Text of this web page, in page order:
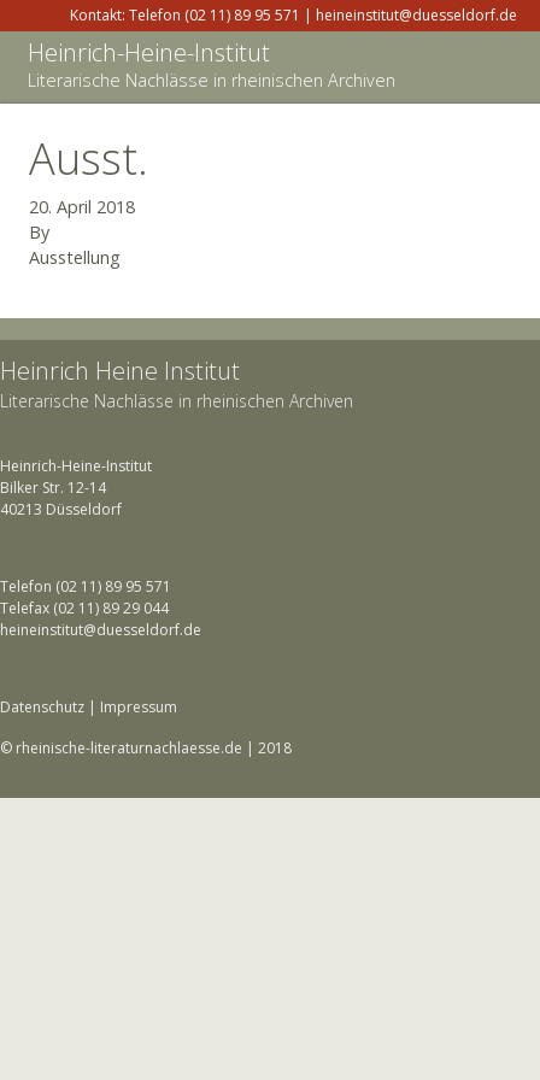
Kontakt: Telefon (02 11) 89 95 571 | heineinstitut@duesseldorf.de
Heinrich-Heine-Institut
Literarische Nachlässe in rheinischen Archiven
Ausst.
20. April 2018
By
Ausstellung
Heinrich Heine Institut
Literarische Nachlässe in rheinischen Archiven
Heinrich-Heine-Institut
Bilker Str. 12-14
40213 Düsseldorf
Telefon (02 11) 89 95 571
Telefax (02 11) 89 29 044
heineinstitut@duesseldorf.de
Datenschutz | Impressum
© rheinische-literaturnachlaesse.de | 2018